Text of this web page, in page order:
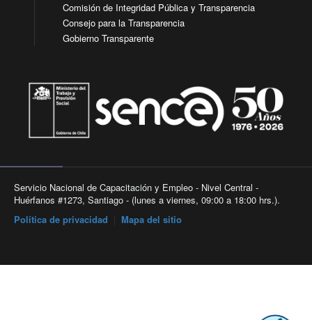
Comisión de Integridad Pública y Transparencia
Consejo para la Transparencia
Gobierno Transparente
Servicio Nacional de Capacitación y Empleo - Nivel Central -
Huérfanos #1273, Santiago - (lunes a viernes, 09:00 a 18:00 hrs.).
Política de privacidad
Mapa del sitio